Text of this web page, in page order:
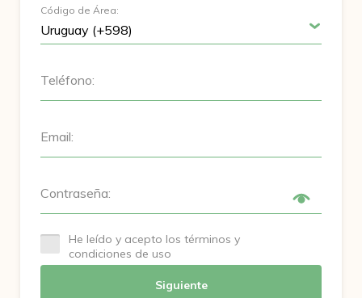
Código de Área:
Teléfono:
Email:
Contraseña:
He leído y acepto los términos y
condiciones de uso
Siguiente